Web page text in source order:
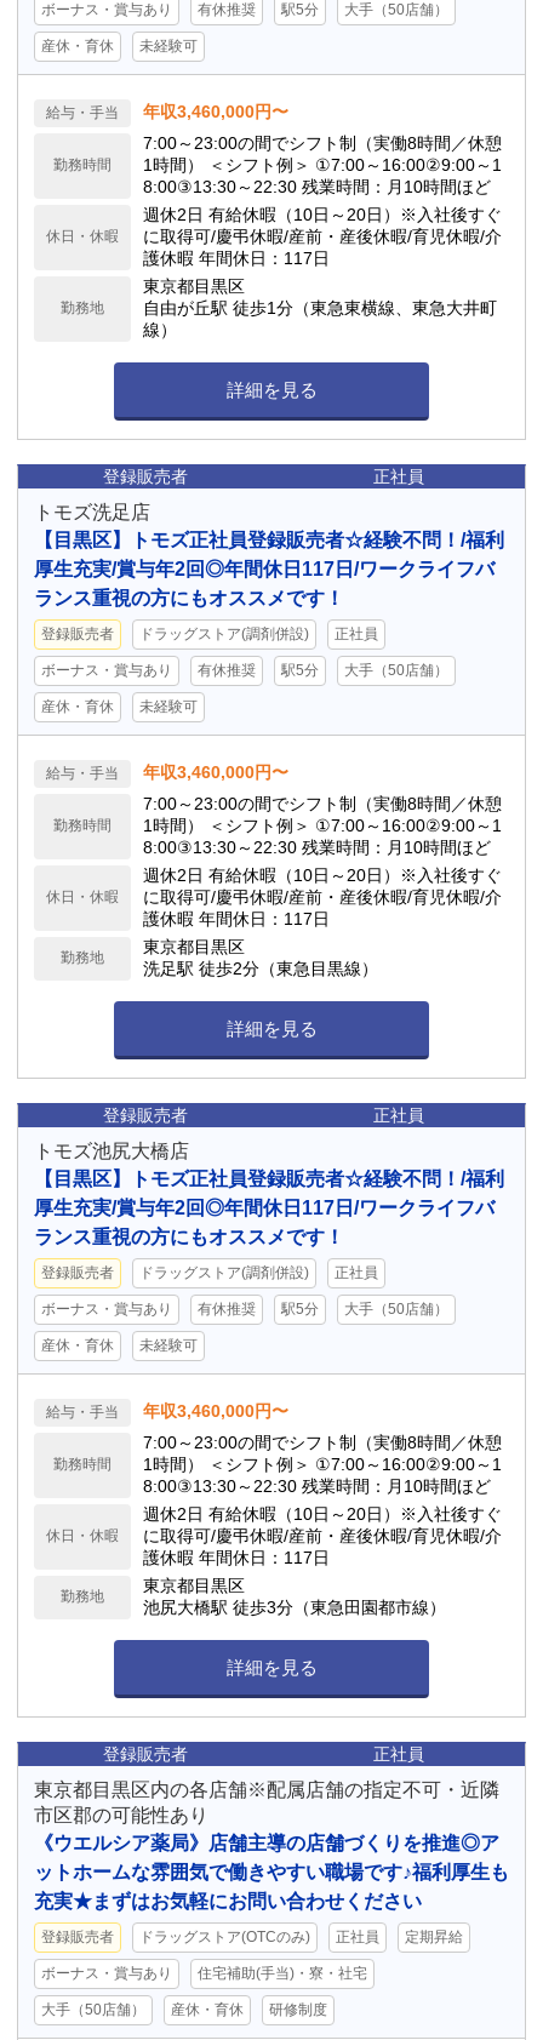
ボーナス・賞与あり 有休推奨 駅5分 大手（50店舗）
産休・育休 未経験可
給与・手当 年収3,460,000円〜
勤務時間
7:00～23:00の間でシフト制（実働8時間／休憩
1時間） ＜シフト例＞ ①7:00～16:00②9:00～1
8:00③13:30～22:30 残業時間：月10時間ほど
休日・休暇
週休2日 有給休暇（10日～20日）※入社後すぐ
に取得可/慶弔休暇/産前・産後休暇/育児休暇/介
護休暇 年間休日：117日
勤務地
東京都目黒区
自由が丘駅 徒歩1分（東急東横線、東急大井町
線）
詳細を見る
登録販売者 正社員
トモズ洗足店
【目黒区】トモズ正社員登録販売者☆経験不問！/福利
厚生充実/賞与年2回◎年間休日117日/ワークライフバ
ランス重視の方にもオススメです！
登録販売者 ドラッグストア(調剤併設) 正社員
ボーナス・賞与あり 有休推奨 駅5分 大手（50店舗）
産休・育休 未経験可
給与・手当 年収3,460,000円〜
勤務時間
7:00～23:00の間でシフト制（実働8時間／休憩
1時間） ＜シフト例＞ ①7:00～16:00②9:00～1
8:00③13:30～22:30 残業時間：月10時間ほど
休日・休暇
週休2日 有給休暇（10日～20日）※入社後すぐ
に取得可/慶弔休暇/産前・産後休暇/育児休暇/介
護休暇 年間休日：117日
勤務地
東京都目黒区
洗足駅 徒歩2分（東急目黒線）
詳細を見る
登録販売者 正社員
トモズ池尻大橋店
【目黒区】トモズ正社員登録販売者☆経験不問！/福利
厚生充実/賞与年2回◎年間休日117日/ワークライフバ
ランス重視の方にもオススメです！
登録販売者 ドラッグストア(調剤併設) 正社員
ボーナス・賞与あり 有休推奨 駅5分 大手（50店舗）
産休・育休 未経験可
給与・手当 年収3,460,000円〜
勤務時間
7:00～23:00の間でシフト制（実働8時間／休憩
1時間） ＜シフト例＞ ①7:00～16:00②9:00～1
8:00③13:30～22:30 残業時間：月10時間ほど
休日・休暇
週休2日 有給休暇（10日～20日）※入社後すぐ
に取得可/慶弔休暇/産前・産後休暇/育児休暇/介
護休暇 年間休日：117日
勤務地
東京都目黒区
池尻大橋駅 徒歩3分（東急田園都市線）
詳細を見る
登録販売者 正社員
東京都目黒区内の各店舗※配属店舗の指定不可・近隣
市区郡の可能性あり
《ウエルシア薬局》店舗主導の店舗づくりを推進◎ア
ットホームな雰囲気で働きやすい職場です♪福利厚生も
充実★まずはお気軽にお問い合わせください
登録販売者 ドラッグストア(OTCのみ) 正社員 定期昇給
ボーナス・賞与あり 住宅補助(手当)・寮・社宅
大手（50店舗） 産休・育休 研修制度